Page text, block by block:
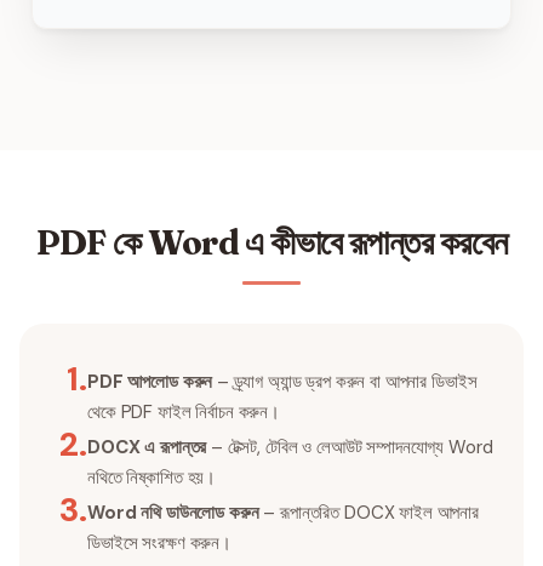
PDF কে Word এ কীভাবে রূপান্তর করবেন
1.PDF আপলোড করুন– ড্র্যাগ অ্যান্ড ড্রপ করুন বা আপনার ডিভাইস
থেকে PDF ফাইল নির্বাচন করুন।
2.DOCX এ রূপান্তর– টেক্সট, টেবিল ও লেআউট সম্পাদনযোগ্য Word
নথিতে নিষ্কাশিত হয়।
3.Word নথি ডাউনলোড করুন– রূপান্তরিত DOCX ফাইল আপনার
ডিভাইসে সংরক্ষণ করুন।